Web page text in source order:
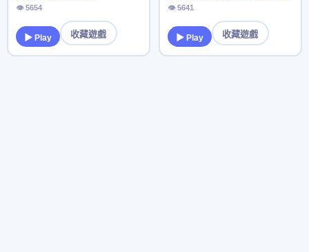
👁 5654
▶ Play 收藏遊戲
👁 5641
▶ Play 收藏遊戲